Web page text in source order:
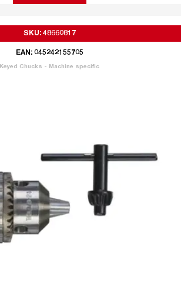
SKU: 48660817
EAN: 045242155705
Keyed Chucks - Machine specific